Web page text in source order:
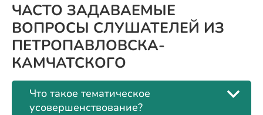
ЧАСТО ЗАДАВАЕМЫЕ
ВОПРОСЫ СЛУШАТЕЛЕЙ ИЗ
ПЕТРОПАВЛОВСКА-
КАМЧАТСКОГО
Что такое тематическое
усовершенствование?